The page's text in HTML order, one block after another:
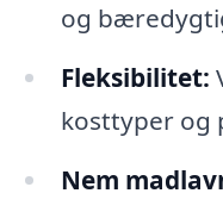
og
Fleksibilitet:
kosttyper og
Nem